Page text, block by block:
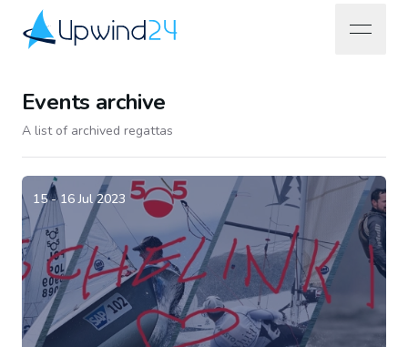
open
Events archive
A list of archived regattas
15 - 16 Jul 2023